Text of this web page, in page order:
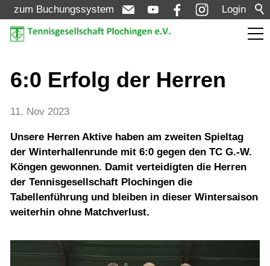
Login
zum Buchungssystem
Aktuelles
Turniere
Verein
Mannschaften
6:0 Erfolg der Herren
11. Nov 2023
Unsere Herren Aktive haben am zweiten Spieltag
der Winterhallenrunde mit 6:0 gegen den TC G.-W.
Köngen gewonnen. Damit verteidigten die Herren
der Tennisgesellschaft Plochingen die
Tabellenführung und bleiben in dieser Wintersaison
weiterhin ohne Matchverlust.